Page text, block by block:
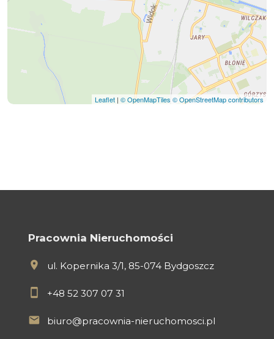
Leaflet | © OpenMapTiles © OpenStreetMap contributors
Pracownia Nieruchomości
ul. Kopernika 3/1, 85-074 Bydgoszcz
+48 52 307 07 31
biuro@pracownia-nieruchomosci.pl